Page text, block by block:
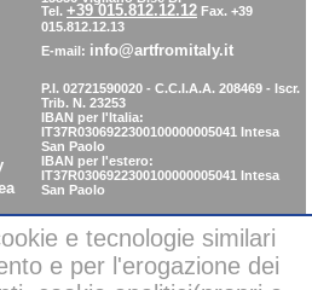
Tel. +39 015.812.12.12 Fax. +39
015.812.12.13
E-mail: info@artfromitaly.it
P.I. 02721590020 - C.C.I.A.A. 208469 - Iscr.
Trib. N. 23253
IBAN per l'Italia:
IT37R0306922300100000005041 Intesa
San Paolo
IBAN per l'estero:
IT37R0306922300100000005041 Intesa
San Paolo
e tecnologie similari
e per l'erogazione dei